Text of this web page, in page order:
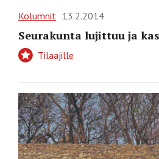
Kolumnit 13.2.2014
Seurakunta lujittuu ja
Tilaajille